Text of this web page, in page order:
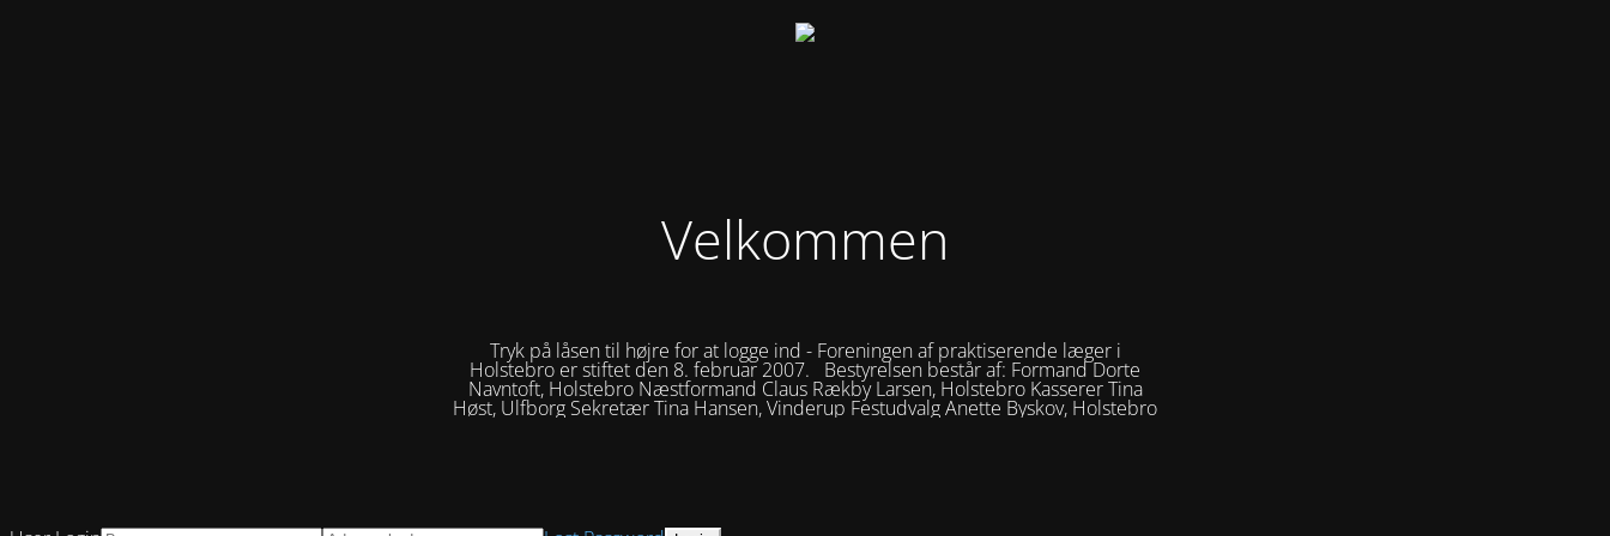
Velkommen
Tryk på låsen til højre for at logge ind - Foreningen af praktiserende læger i
Holstebro er stiftet den 8. februar 2007. Bestyrelsen består af: Formand Dorte
Navntoft, Holstebro Næstformand Claus Rækby Larsen, Holstebro Kasserer Tina
Høst, Ulfborg Sekretær Tina Hansen, Vinderup Festudvalg Anette Byskov, Holstebro